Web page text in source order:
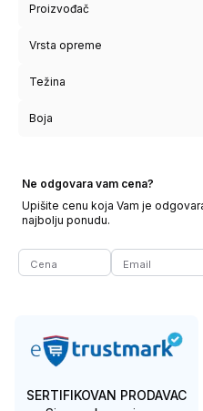
Proizvođač
Vrsta opreme
Težina
Boja
Ne odgovara vam cena?
Upišite cenu koja Vam je
najbolju ponudu.
SERTIFIKOVAN PRODAVAC